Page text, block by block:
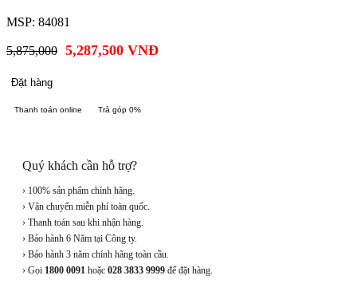
MSP: 84081
5,875,000 5,287,500 VNĐ
Đặt hàng
Thanh toán online Trả góp 0%
Quý khách cần hỗ trợ?
› 100% sản phẩm chính hãng.
› Vận chuyển miễn phí toàn quốc.
› Thanh toán sau khi nhận hàng.
› Bảo hành 6 Năm tại Công ty.
› Bảo hành 3 năm chính hãng toàn cầu.
› Gọi 1800 0091 hoặc 028 3833 9999 để đặt hàng.